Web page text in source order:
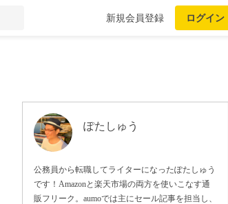
新規会員登録 ログイン
ぽたしゅう
公務員から転職してライターになったぽたしゅう
です！Amazonと楽天市場の両方を使いこなす通
販フリーク。aumoでは主にセール記事を担当し、